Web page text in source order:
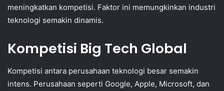
meningkatkan kompetisi. Faktor ini memungkinkan industri
teknologi semakin dinamis.
Kompetisi Big Tech Global
Kompetisi antara perusahaan teknologi besar semakin
intens. Perusahaan seperti Google, Apple, Microsoft, dan